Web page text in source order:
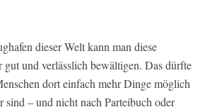
dieser Welt kann man diese
gut und verlässlich bewältigen. Das dürfte
dort einfach mehr Dinge möglich
sind – und nicht nach Parteibuch oder